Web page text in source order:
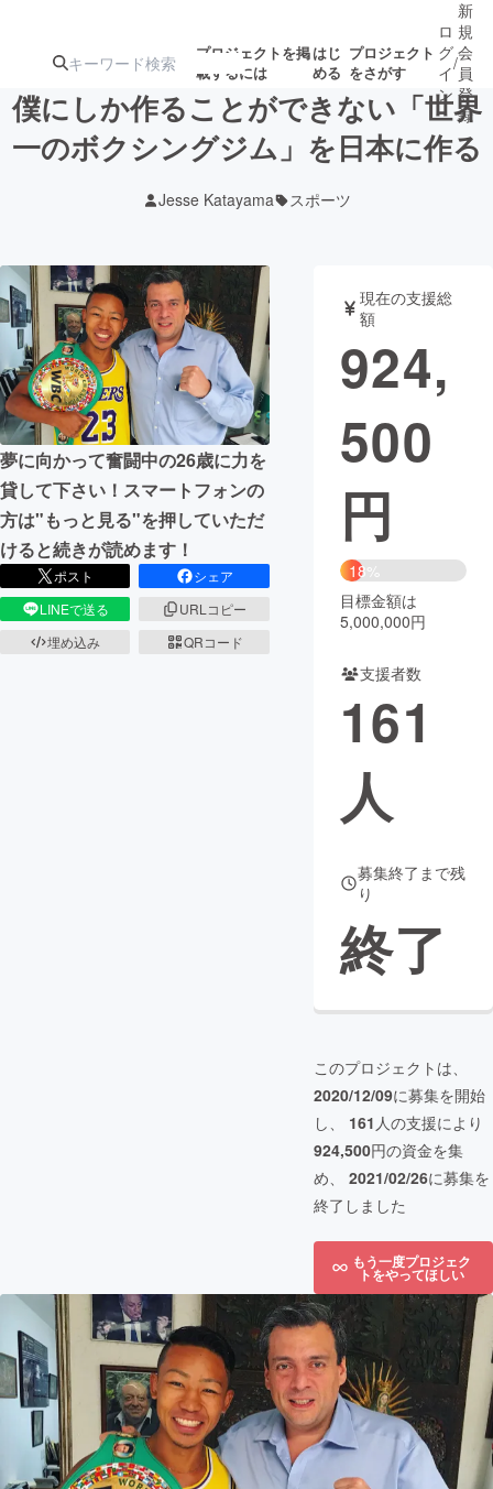
プロジェクトを掲
載するには
はじ
める
プロジェクト
をさがす
ジェクト
ロジェクト
アート・写真 音楽
テクノロジー・ガジェット ゲーム・サ
映像・映画
ビジネス・起業
まちづくり・地域活性化
CAMPFIRE for Social Good
CAMPFIRE Creation
CAMPFIREふるさと納税
コミュニティ
ロ
グ
イ
ン
/
新
規
会
員
登
録
僕にしか作ることができない「世界
一のボクシングジム」を日本に作る
Jesse Katayama スポーツ
夢に向かって奮闘中の26歳に力を
貸して下さい！スマートフォンの
方は"もっと見る"を押していただ
けると続きが読めます！
ポスト
シェア
LINEで送る
URLコピー
埋め込み
QRコード
現在の支援総
額
924,
500
円
18%
目標金額は
5,000,000円
支援者数
161
人
募集終了まで残
り
終了
このプロジェクトは、
2020/12/09に募集を開始
し、 161 人の支援により
924,500円の資金を集
め、 2021/02/26に募集を
終了しました
もう一度プロジェク
トをやってほしい